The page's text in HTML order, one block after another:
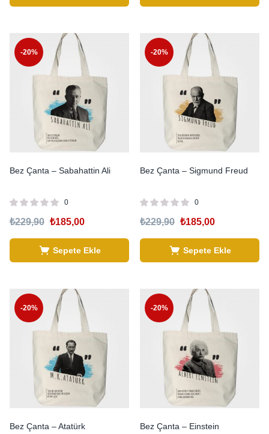
-20%
Bez Çanta – Sabahattin Ali
0
₺229,90 ₺185,00
Sepete Ekle
-20%
Bez Çanta – Sigmund Freud
0
₺229,90 ₺185,00
Sepete Ekle
-20%
Bez Çanta – Atatürk
-20%
Bez Çanta – Einstein